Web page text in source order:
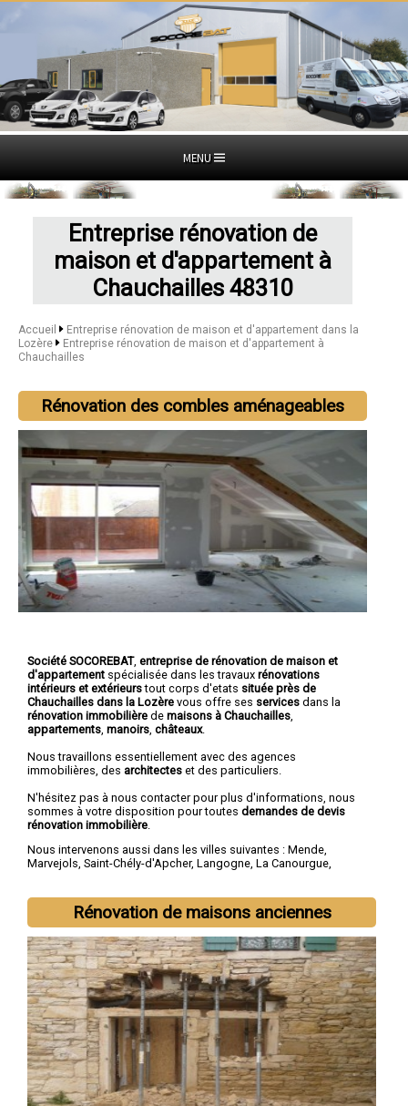
MENU
Entreprise rénovation de
maison et d'appartement à
Chauchailles 48310
Accueil
Entreprise rénovation de maison et d'appartement dans la
Lozère
Entreprise rénovation de maison et d'appartement à
Chauchailles
Rénovation des combles aménageables
Société SOCOREBAT, entreprise de rénovation de maison et
d'appartement spécialisée dans les travaux rénovations
intérieurs et extérieurstout corps d'etats située près de
Chauchailles dans la Lozère vous offre ses services dans la
rénovation immobilière de maisons à Chauchailles
appartements manoirs châteaux.
Nous travaillons essentiellement avec des agences
immobilières, des architectes et des particuliers.
N'hésitez pas à nous contacter pour plus d'informations, nous
sommes à votre disposition pour toutes demandes de devis
rénovation immobilière
Nous intervenons aussi dans les villes suivantes : Mende,
Marvejols, Saint-Chély-d'Apcher, Langogne, La Canourgue,
Rénovation de maisons anciennes